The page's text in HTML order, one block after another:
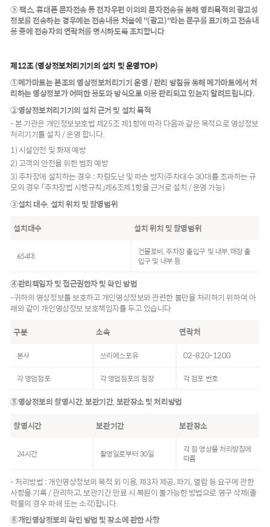
③ 팩스, 휴대폰 문자전송 등 전자우편 이외의 문자전송을 통해 영리목적의 광고성
정보를 전송하는 경우에는 전송내용 처음에 "(광고)"라는 문구를 표기하고 전송내
용 중에 전송자의 연락처를 명시하도록 조치합니다
제12조 (영상정보처리기기의 설치 및 운영TOP)
①메가마트는 본조의 영상정보처리기기 운영 / 관리 방침을 통해 메가마트에서 처
리하는 영상정보가 어떠한 용도와 방식으로 이용 관리되고 있는지 알려드립니다.
②영상정보처리기기의 설치 근거 및 설치 목적
- 본 기관은 개인정보보호법 제25조 제1항에 따라 다음과 같은 목적으로 영상정보
처리기기를 설치 / 운영 합니다.
1) 시설안전 및 화재 예방
2) 고객의 안전을 위한 범죄 예방
3) 주차장에 설치하는 경우 : 차량도난 및 파손 방지(주차대수 30대를 초과하는 규
모의 경우 「주차장법 시행규칙」제6조제1항을 근거로 설치 / 운영 가능)
③설치 대수, 설치 위치 및 촬영범위
설치대수
설치 위치 및 촬영범위
654대
건물로비, 주차장 출입구 및 내부, 매장 출
입구 및 내부 등
④관리책임자 및 접근권한자 및 확인 방법
-귀하의 영상정보를 보호하고 개인영상정보와 관련한 불만을 처리하기 위하여 아
래와 같이 개인영상정보 보호책임자를 두고 있습니다
구분
소속 연락처
본사 쓰리에스포유 02-820-1200
각 영엄점포 각 영업점포의 점장 각 점포 번호
⑤영상정보의 촬영시간, 보관기간, 보관장소 및 처리방법
촬영시간
보관기간 보관장소
24시간 촬영일로부터 30일
각 점 영상물 처리방침에
따름
- 처리방법 : 개인영상정보의 목적 외 이용, 제3자 제공, 파기, 열람 등 요구에 관한
사항을 기록 / 관리하고, 보관기간 만료 시 복원이 불가능한 방법으로 영구 삭제(출
력물의 경우 파쇄 또는 소각)합니다.
⑥개인영상정보의 확인 방법 및 장소에 관한 사항